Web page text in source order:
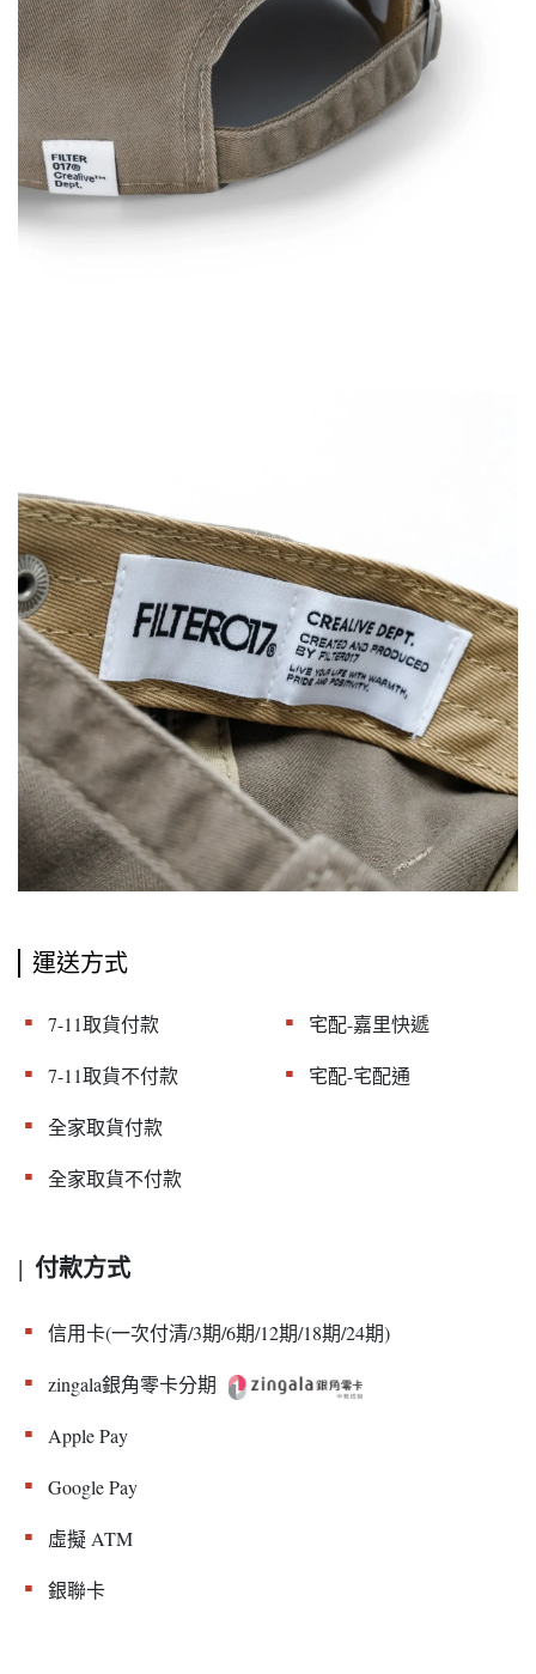
運送方式
▪︎ 7-11取貨付款 ▪︎ 宅配-嘉里快遞
▪︎ 7-11取貨不付款 ▪︎ 宅配-宅配通
▪︎ 全家取貨付款
▪︎ 全家取貨不付款
| 付款方式
▪︎ 信用卡(一次付清/3期/6期/12期/18期/24期)
▪︎ zingala銀角零卡分期
▪︎ Apple Pay
▪︎ Google Pay
▪︎ 虛擬 ATM
▪︎ 銀聯卡